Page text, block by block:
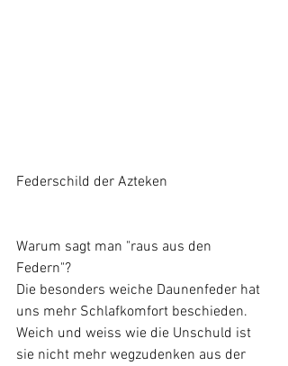
Federschild der Azteken
Warum sagt man "raus aus den
Federn"?
Die besonders weiche Daunenfeder hat
uns mehr Schlafkomfort beschieden.
Weich und weiss wie die Unschuld ist
sie nicht mehr wegzudenken aus der